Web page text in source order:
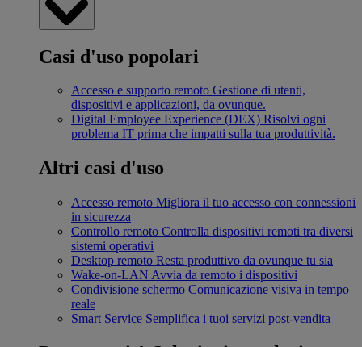
Casi d'uso popolari
Accesso e supporto remoto Gestione di utenti,
dispositivi e applicazioni, da ovunque.
Digital Employee Experience (DEX) Risolvi ogni
problema IT prima che impatti sulla tua produttività.
Altri casi d'uso
Accesso remoto Migliora il tuo accesso con connessioni
in sicurezza
Controllo remoto Controlla dispositivi remoti tra diversi
sistemi operativi
Desktop remoto Resta produttivo da ovunque tu sia
Wake-on-LAN Avvia da remoto i dispositivi
Condivisione schermo Comunicazione visiva in tempo
reale
Smart Service Semplifica i tuoi servizi post-vendita